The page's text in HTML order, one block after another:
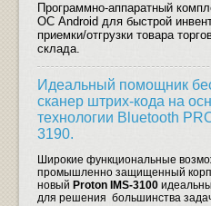
Программно-аппаратный
ОС Android для быстрой
приемки/отгрузки товара
склада.
Идеальный помощник
сканер штрих-кода на
технологии Bluetooth
3190.
Широкие функциональные
промышленно защищенный
новый Proton IMS-3100
для решения большинства